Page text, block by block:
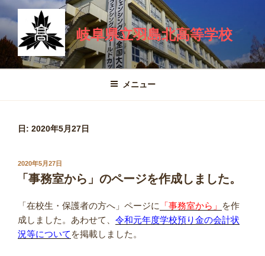
コ
ン
テ
ツ
岐阜県立羽島北高等学校
メニュー
日: 2020年5月27日
投
2020年5月27日
「事務室から」のページを作成しました。
「在校生・保護者の方へ」ページに 「事務室から」
を作
成しました。あわせて、 令和元年度学校預り金の会計状
況等について を掲載しました。